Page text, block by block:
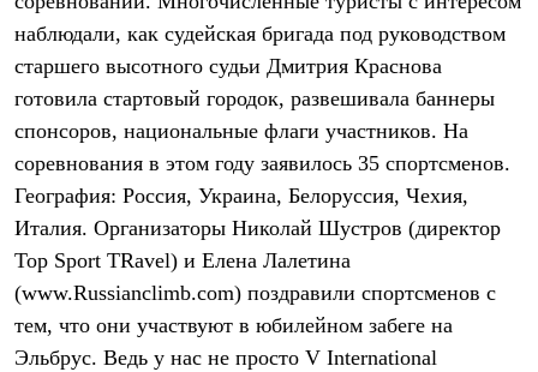
Флисовая одежда
Куртки
Брюки
Термобелье
Теплое термобелье
Легкое термобелье
Лёгкая одежда
Футболки
Толстовки
Брюки
Женская одежда
Утепленная пухом
наблюдали, как судейская бригада под руководством
старшего высотного судьи Дмитрия Краснова
готовила стартовый городок, развешивала баннеры
спонсоров, национальные флаги участников. На
соревнования в этом году заявилось 35 спортсменов.
География: Россия, Украина, Белоруссия, Чехия,
Италия. Организаторы Николай Шустров (директор
Top Sport TRavel) и Елена Лалетина
(www.Russianclimb.com) поздравили спортсменов с
тем, что они участвуют в юбилейном забеге на
Эльбрус. Ведь у нас не просто V International